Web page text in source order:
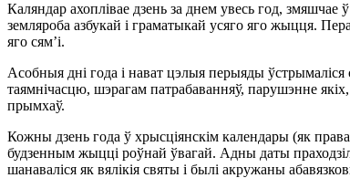
Каляндар ахоплiвае дзень за днем увесь год,
земляроба азбукай i граматыкай усяго яго жыцця.
яго сям’i.
Асобныя днi года i нават цэлыя перыяды
таямнiчасцю, шэрагам патрабаванняў, парушэнне
прымхаў.
Кожны дзень года ў хрысцiянскiм календары (як
будзенным жыццi роўнай ўвагай. Адны даты
шанавалiся як вялiкiя святы i былi акружаны